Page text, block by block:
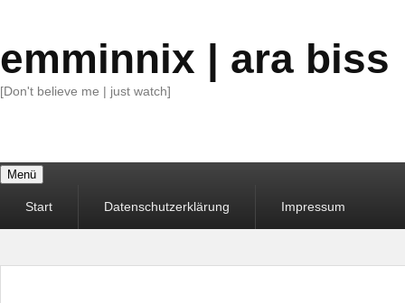
emminnix | ara biss
[Don't believe me | just watch]
Menü
MenüStart Datenschutzerklärung Impressum